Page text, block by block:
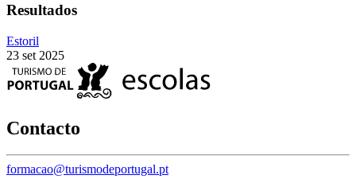
Resultados
Estoril
23 set 2025
Contacto
formacao@turismodeportugal.pt